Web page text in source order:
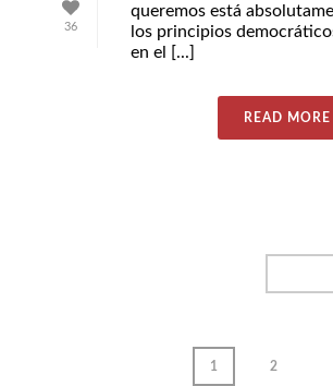
36
queremos está
los principios
en el [...]
READ MORE
1 2